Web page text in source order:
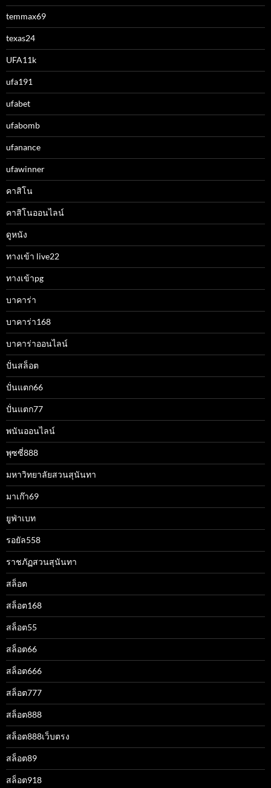
temmax69
texas24
UFA11k
ufa191
ufabet
ufabomb
ufanance
ufawinner
คาสิโน
คาสิโนออนไลน์
ดูหนัง
ทางเข้า live22
ทางเข้าpg
บาคาร่า
บาคาร่า168
บาคาร่าออนไลน์
ปั่นสล็อต
ปั่นแตก66
ปั่นแตก77
พนันออนไลน์
พุซซี่888
มหาวิทยาลัยสวนสุนันทา
มาเก๊า69
ยูฟ่าเบท
รอยัล558
ราชภัฏสวนสุนันทา
สล็อต
สล็อต168
สล็อต55
สล็อต66
สล็อต666
สล็อต777
สล็อต888
สล็อต888เว็บตรง
สล็อต89
สล็อต918